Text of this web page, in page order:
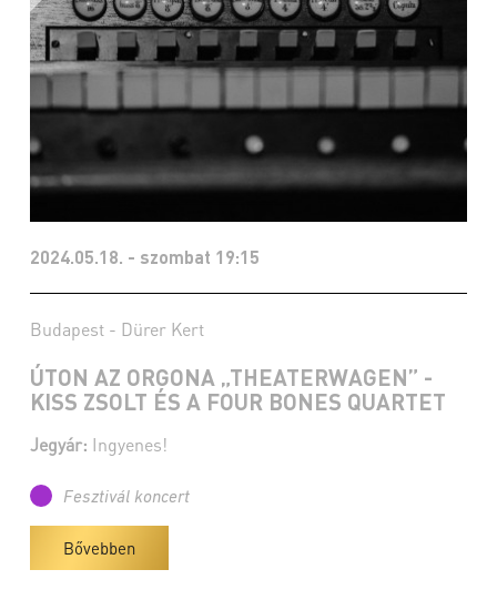
2024.05.18. - szombat 19:15
Budapest - Dürer Kert
ÚTON AZ ORGONA „THEATERWAGEN” -
KISS ZSOLT ÉS A FOUR BONES QUARTET
Jegyár: Ingyenes!
Fesztivál koncert
Bővebben